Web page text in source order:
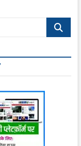
Search